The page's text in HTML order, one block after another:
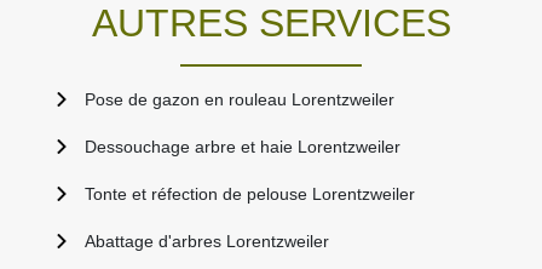
AUTRES SERVICES
Pose de gazon en rouleau Lorentzweiler
Dessouchage arbre et haie Lorentzweiler
Tonte et réfection de pelouse Lorentzweiler
Abattage d'arbres Lorentzweiler